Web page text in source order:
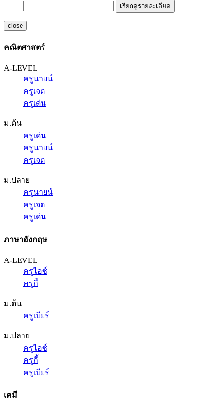
เรียกดูรายละเอียด
close
คณิตศาสตร์
A-LEVEL
ครูนายน์
ครูเจต
ครูเด่น
ม.ต้น
ครูเด่น
ครูนายน์
ครูเจต
ม.ปลาย
ครูนายน์
ครูเจต
ครูเด่น
ภาษาอังกฤษ
A-LEVEL
ครูไอซ์
ครูกี้
ม.ต้น
ครูเบียร์
ม.ปลาย
ครูไอซ์
ครูกี้
ครูเบียร์
เคมี